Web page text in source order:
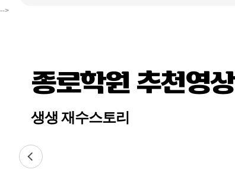
-->
종로학원 추천영상
생생 재수스토리